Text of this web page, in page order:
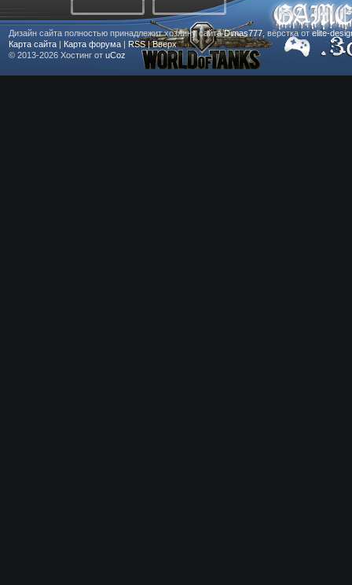
Дизайн сайта полностью принадлежит хозяину сайтаDimas777, вёрстка от elite-
Карта сайта | Карта форума | RSS|Вверх
© 2013-2026 Хостинг от uCoz